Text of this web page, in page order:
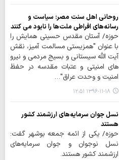
روحانی اهل سنت مصر: سیاست و
رسانه‌های افراطی ملت‌ها را نابود می کنند
حوزه/ آستان مقدس حسینی همایش را
با عنوان "همزیستی مسالمت آمیز، نقش
آیت الله سیستانی و بسیج مردمی و نیرو
های امنیتی و عتبات مقدسه در حفظ
امنیت و وحدت عراق"…
۱۳۹۶-۱۱-۱۸ ۱۲:۵۱
نسل جوان سرمایه‌های ارزشمند کشور
هستند
حوزه/ یکی از ائمه جمعه بوشهر گفت:
نسل نوجوان و جوان سرمایه‌های
ارزشمند کشور هستند.